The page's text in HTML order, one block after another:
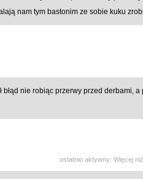
nam tym bastonim ze sobie kuku
błąd nie robiąc przerwy przed derbami, a
ostatnio aktywny: Więcej